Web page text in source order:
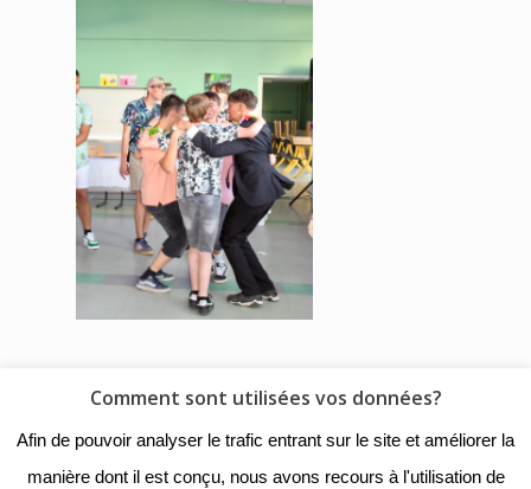
© 2018 - Collège Henri de
Navarre |Mentions légales|
Comment sont utilisées vos données?
Afin de pouvoir analyser le trafic entrant sur le site et améliorer la
manière dont il est conçu, nous avons recours à l'utilisation de